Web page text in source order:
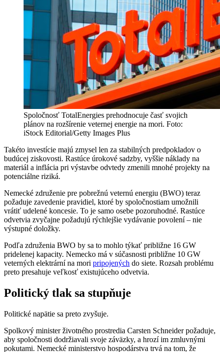
Spoločnosť TotalEnergies prehodnocuje časť svojich
plánov na rozšírenie veternej energie na mori. Foto:
iStock Editorial/Getty Images Plus
Takéto investície majú zmysel len za stabilných predpokladov o
budúcej ziskovosti. Rastúce úrokové sadzby, vyššie náklady na
materiál a inflácia pri výstavbe odvtedy zmenili mnohé projekty na
potenciálne riziká.
Nemecké združenie pre pobrežnú veternú energiu (BWO) teraz
požaduje zavedenie pravidiel, ktoré by spoločnostiam umožnili
vrátiť udelené koncesie. To je samo osebe pozoruhodné. Rastúce
odvetvia zvyčajne požadujú rýchlejšie vydávanie povolení – nie
výstupné doložky.
Podľa združenia BWO by sa to mohlo týkať približne 16 GW
pridelenej kapacity. Nemecko má v súčasnosti približne 10 GW
veterných elektrární na mori pripojených do siete. Rozsah problému
preto presahuje veľkosť existujúceho odvetvia.
Politický tlak sa stupňuje
Politické napätie sa preto zvyšuje.
Spolkový minister životného prostredia Carsten Schneider požaduje,
aby spoločnosti dodržiavali svoje záväzky, a hrozí im zmluvnými
pokutami. Nemecké ministerstvo hospodárstva trvá na tom, že